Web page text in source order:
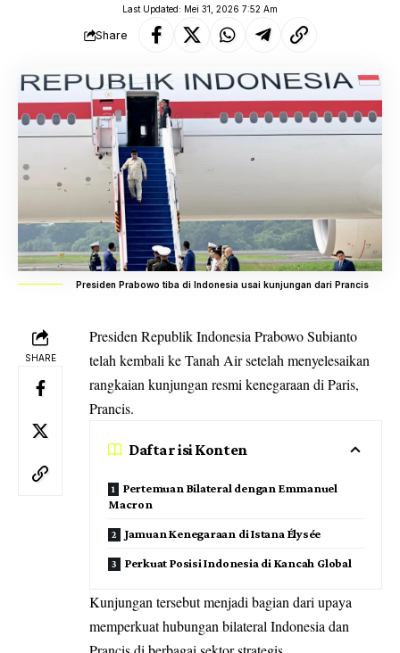
Last Updated: Mei 31, 2026 7:52 Am
Share
Presiden Prabowo tiba di Indonesia usai kunjungan dari Prancis
SHARE
Presiden Republik Indonesia Prabowo Subianto
telah kembali ke Tanah Air setelah menyelesaikan
rangkaian kunjungan resmi kenegaraan di Paris,
Prancis.
Daftar isi Konten
Pertemuan Bilateral dengan Emmanuel
Macron
Jamuan Kenegaraan di Istana Élysée
Perkuat Posisi Indonesia di Kancah Global
Kunjungan tersebut menjadi bagian dari upaya
memperkuat hubungan bilateral Indonesia dan